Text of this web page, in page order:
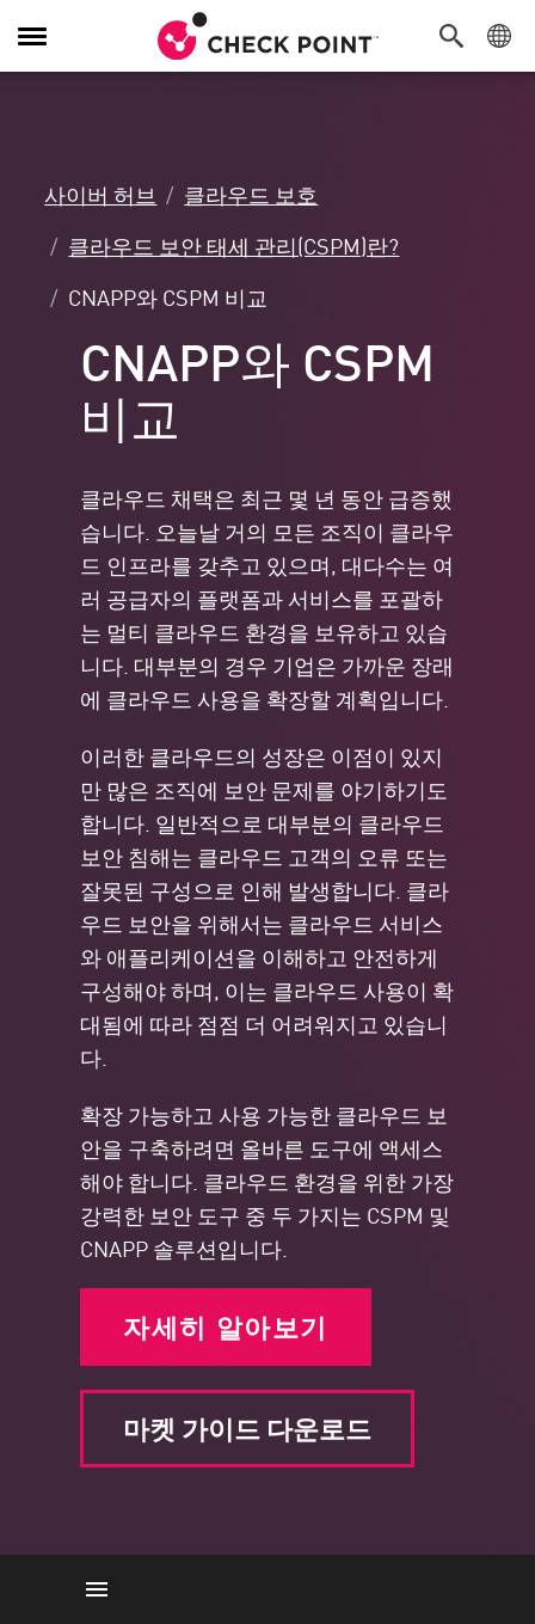
탐
색
사이버 허브
클라우드 보호
클라우드 보안 태세 관리(CSPM)란?
CNAPP와 CSPM 비교
CNAPP와 CSPM
비교
클라우드 채택은 최근 몇 년 동안 급증했
습니다. 오늘날 거의 모든 조직이 클라우
드 인프라를 갖추고 있으며, 대다수는 여
러 공급자의 플랫폼과 서비스를 포괄하
는 멀티 클라우드 환경을 보유하고 있습
니다. 대부분의 경우 기업은 가까운 장래
에 클라우드 사용을 확장할 계획입니다.
이러한 클라우드의 성장은 이점이 있지
만 많은 조직에 보안 문제를 야기하기도
합니다. 일반적으로 대부분의 클라우드
보안 침해는 클라우드 고객의 오류 또는
잘못된 구성으로 인해 발생합니다. 클라
우드 보안을 위해서는 클라우드 서비스
와 애플리케이션을 이해하고 안전하게
구성해야 하며, 이는 클라우드 사용이 확
대됨에 따라 점점 더 어려워지고 있습니
다.
확장 가능하고 사용 가능한 클라우드 보
안을 구축하려면 올바른 도구에 액세스
해야 합니다. 클라우드 환경을 위한 가장
강력한 보안 도구 중 두 가지는 CSPM 및
CNAPP 솔루션입니다.
자세히 알아보기
마켓 가이드 다운로드